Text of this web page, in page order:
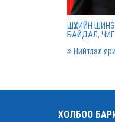
ШҮҮХИЙН
БАЙДАЛ, ЧИГ
Нийтлэл
ХОЛБОО